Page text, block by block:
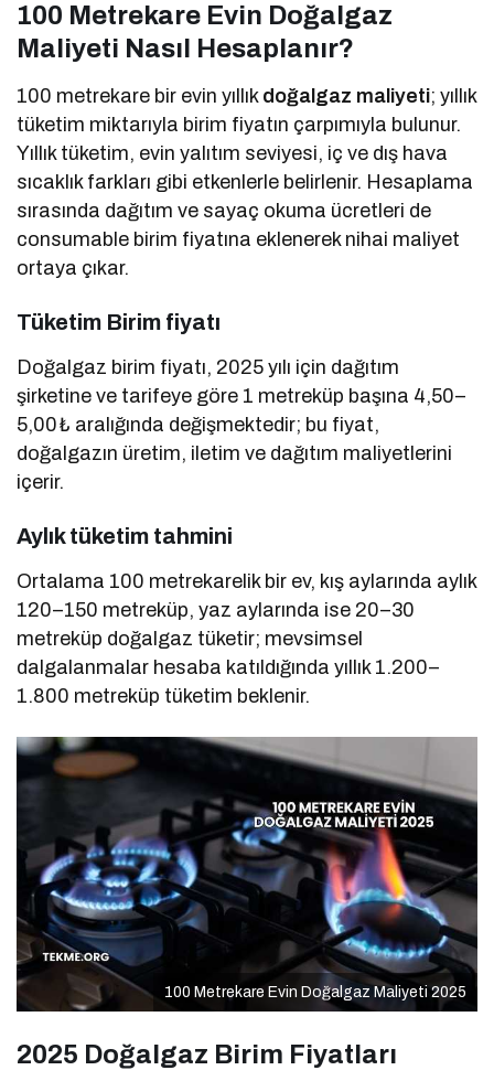
100 Metrekare Evin Doğalgaz
Maliyeti Nasıl Hesaplanır?
100 metrekare bir evin yıllık doğalgaz maliyeti; yıllık
tüketim miktarıyla birim fiyatın çarpımıyla bulunur.
Yıllık tüketim, evin yalıtım seviyesi, iç ve dış hava
sıcaklık farkları gibi etkenlerle belirlenir. Hesaplama
sırasında dağıtım ve sayaç okuma ücretleri de
consumable birim fiyatına eklenerek nihai maliyet
ortaya çıkar.
Tüketim Birim fiyatı
Doğalgaz birim fiyatı, 2025 yılı için dağıtım
şirketine ve tarifeye göre 1 metreküp başına 4,50–
5,00 ₺ aralığında değişmektedir; bu fiyat,
doğalgazın üretim, iletim ve dağıtım maliyetlerini
içerir.
Aylık tüketim tahmini
Ortalama 100 metrekarelik bir ev, kış aylarında aylık
120–150 metreküp, yaz aylarında ise 20–30
metreküp doğalgaz tüketir; mevsimsel
dalgalanmalar hesaba katıldığında yıllık 1.200–
1.800 metreküp tüketim beklenir.
100 Metrekare Evin Doğalgaz Maliyeti 2025
2025 Doğalgaz Birim Fiyatları